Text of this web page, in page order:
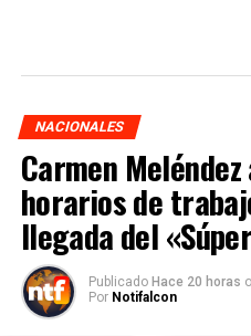
NACIONALES
Carmen
horarios de
llegada del
Publicado Hace 20 horas
Por Notifalcon